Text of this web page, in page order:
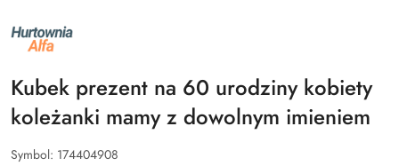
NAZWA
PRODUCENTA:
ALFA
Kubek prezent na 60 urodziny kobiety
koleżanki mamy z dowolnym imieniem
Symbol: 174404908